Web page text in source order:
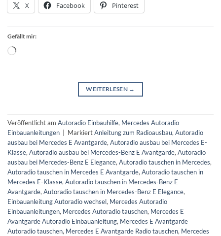
X Facebook Pinterest
Gefällt mir:
Wird
WEITERLESEN →
Veröffentlicht am Autoradio Einbauhilfe, Mercedes Autoradio
Einbauanleitungen
MarkiertAnleitung zum Radioausbau, Autoradio
ausbau bei Mercedes E Avantgarde, Autoradio ausbau bei Mercedes E-
Klasse, Autoradio ausbau bei Mercedes-Benz E Avantgarde, Autoradio
ausbau bei Mercedes-Benz E Elegance, Autoradio tauschen in Mercedes,
Autoradio tauschen in Mercedes E Avantgarde, Autoradio tauschen in
Mercedes E-Klasse, Autoradio tauschen in Mercedes-Benz E
Avantgarde, Autoradio tauschen in Mercedes-Benz E Elegance,
Einbauanleitung Autoradio wechsel, Mercedes Autoradio
Einbauanleitungen, Mercedes Autoradio tauschen, Mercedes E
Avantgarde Autoradio Einbauanleitung, Mercedes E Avantgarde
Autoradio tauschen, Mercedes E Avantgarde Radio tauschen, Mercedes